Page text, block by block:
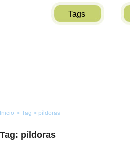
Tags
Inicio > Tag > píldoras
Tag: píldoras